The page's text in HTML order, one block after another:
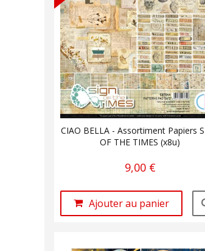
CIAO BELLA - Assortiment Papiers
OF THE TIMES (x8u)
9,00 €
Ajouter au panier